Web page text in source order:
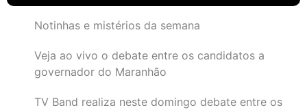
Notinhas e mistérios da semana
Veja ao vivo o debate entre os candidatos a
governador do Maranhão
TV Band realiza neste domingo debate entre os